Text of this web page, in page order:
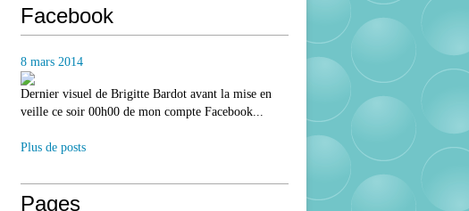
Facebook
8 mars 2014
Dernier visuel de Brigitte Bardot avant la mise en
veille ce soir 00h00 de mon compte Facebook...
Plus de posts
Pages